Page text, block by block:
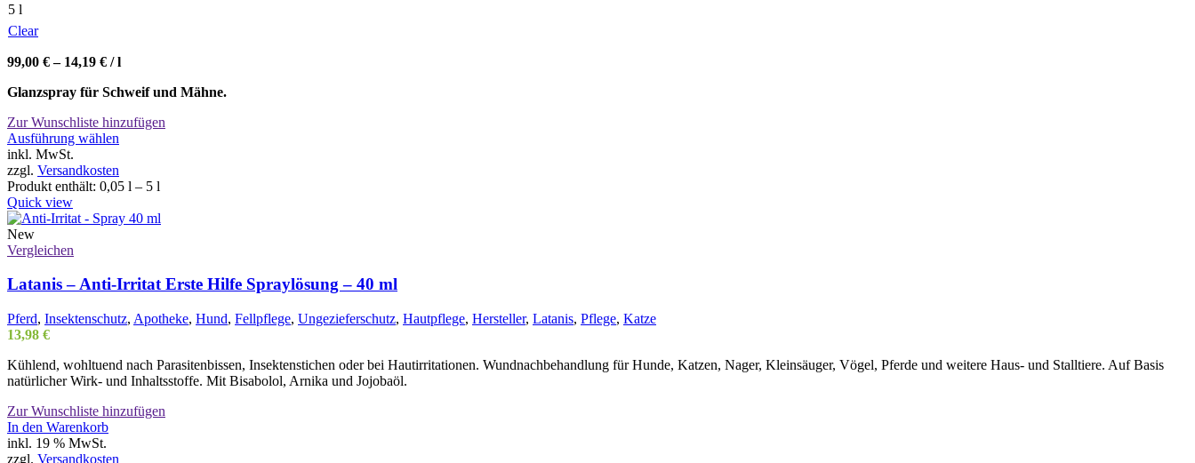
5 l
Clear
99,00 €– 14,19 € /l
Glanzspray für Schweif und Mähne.
Zur Wunschliste hinzufügen
Ausführung wählen
mehrere
auf.
auf
Produktseite
gewählt
inkl. MwSt.
zzgl. Versandkosten
Produkt enthält: 0,05 l – 5 l
Quick view
New
Vergleichen
Latanis – Anti-Irritat Erste Hilfe Spraylösung – 40 ml
Pferd, Insektenschutz, Apotheke, Hund, Fellpflege, Ungezieferschutz, Hautpflege, Hersteller, Latanis, Pflege, Katze
13,98 €
Kühlend, wohltuend nach Parasitenbissen, Insektenstichen oder bei Hautirritationen. Wundnachbehandlung für Hunde, Katzen, Nager, Kleinsäuger, Vögel, Pferde und weitere Haus- und Stalltiere. Auf Basis
natürlicher Wirk- und Inhaltsstoffe. Mit Bisabolol, Arnika und Jojobaöl.
Zur Wunschliste hinzufügen
In den Warenkorb
inkl. 19 % MwSt.
zzgl. Versandkosten